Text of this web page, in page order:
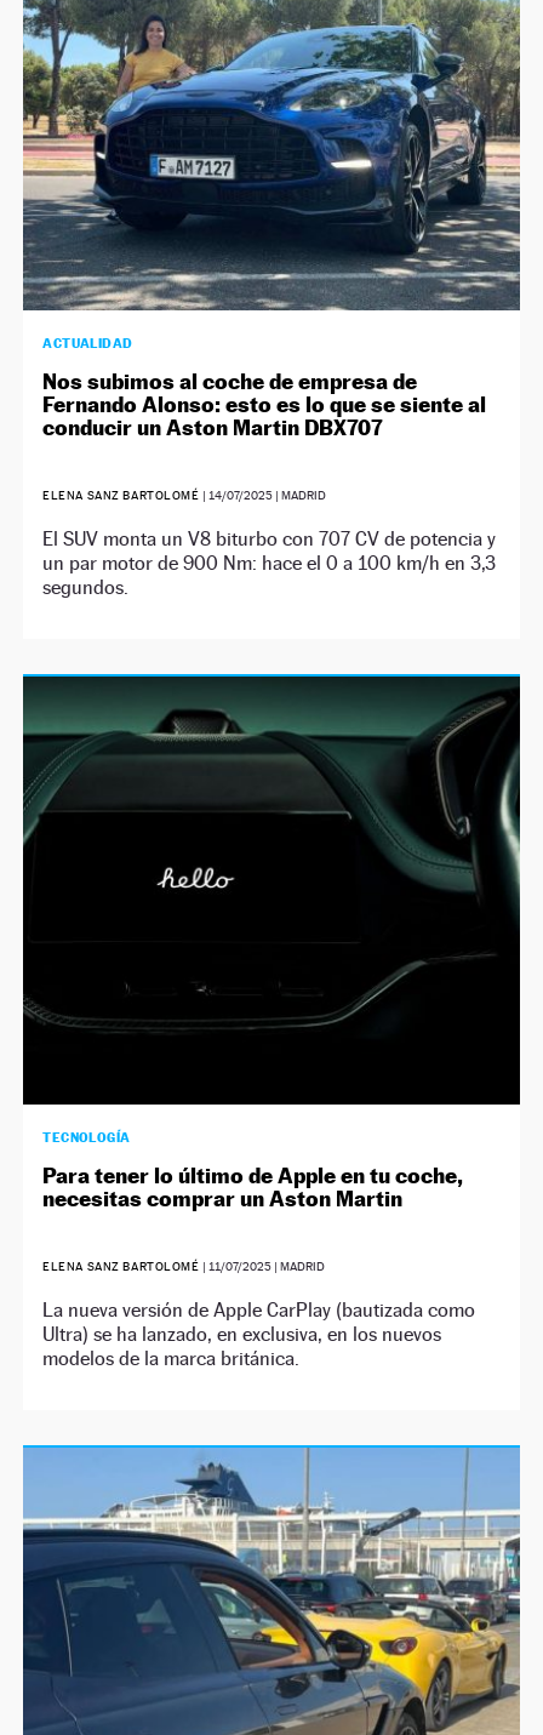
NEWSLETTER
SÍGUENOS
ACTUALIDAD
Nos subimos al coche de empresa de
Fernando Alonso: esto es lo que se siente al
conducir un Aston Martin DBX707
ELENA SANZ BARTOLOMÉ | 14/07/2025| MADRID
El SUV monta un V8 biturbo con 707 CV de potencia y
un par motor de 900 Nm: hace el 0 a 100 km/h en 3,3
segundos.
TECNOLOGÍA
Para tener lo último de Apple en tu coche,
necesitas comprar un Aston Martin
ELENA SANZ BARTOLOMÉ | 11/07/2025| MADRID
La nueva versión de Apple CarPlay (bautizada como
Ultra) se ha lanzado, en exclusiva, en los nuevos
modelos de la marca británica.